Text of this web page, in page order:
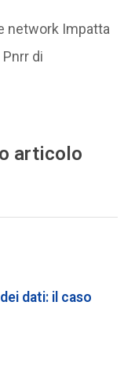
network Impatta
di
articolo
dati: il caso